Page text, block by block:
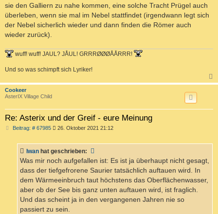
sie den Galliern zu nahe kommen, eine solche Tracht Prügel auch
überleben, wenn sie mal im Nebel stattfindet (irgendwann legt sich
der Nebel sicherlich wieder und dann finden die Römer auch
wieder zurück).
wuff! wuff! JAUL? JÅUL! GRRRØØØÅÅRRR!
Und so was schimpft sich Lyriker!
a
Cookeer
AsterIX Village Child
Re: Asterix und der Greif - eure Meinung
Beitrag: # 67985B
r
a
26. Oktober 2021 21:12
Iwan hat geschrieben:
Was mir noch aufgefallen ist: Es ist ja überhaupt nicht gesagt,
dass der tiefgefrorene Saurier tatsächlich auftauen wird. In
dem Wärmeeinbruch taut höchstens das Oberflächenwasser,
aber ob der See bis ganz unten auftauen wird, ist fraglich.
Und das scheint ja in den vergangenen Jahren nie so
passiert zu sein.